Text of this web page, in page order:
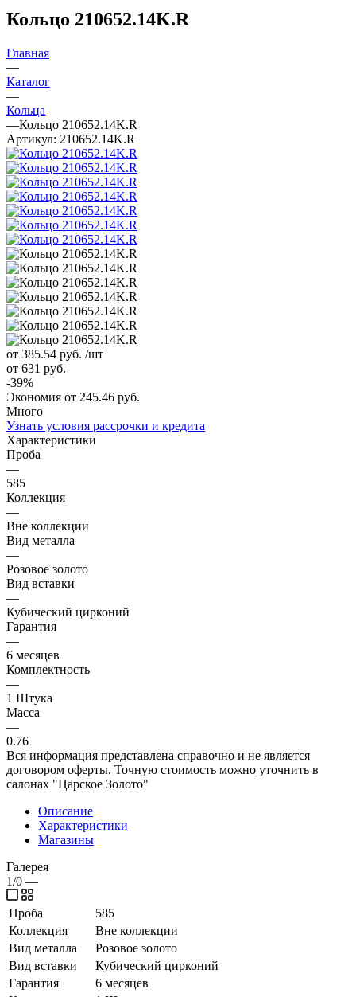
Кольцо 210652.14K.R
Главная
—
Каталог
—
Кольца
—Кольцо 210652.14K.R
Артикул: 210652.14K.R
от 385.54 руб. /шт
от 631 руб.
-39%
Экономия от 245.46 руб.
Много
Узнать условия рассрочки и кредита
Характеристики
Проба
—
585
Коллекция
—
Вне коллекции
Вид металла
—
Розовое золото
Вид вставки
—
Кубический цирконий
Гарантия
—
6 месяцев
Комплектность
—
1 Штука
Масса
—
0.76
Вся информация представлена справочно и не является
договором оферты. Точную стоимость можно уточнить в
салонах "Царское Золото"
Описание
Характеристики
Магазины
Галерея
1/0 —
Проба
585
Коллекция
Вне коллекции
Вид металла
Розовое золото
Вид вставки
Кубический цирконий
Гарантия
6 месяцев